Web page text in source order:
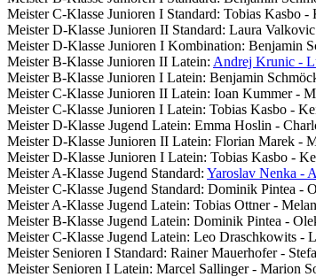
Meister C-Klasse Junioren I Standard: Tobias Kasbo
Meister D-Klasse Junioren II Standard: Laura
Meister D-Klasse Junioren I Kombination: Benjamin
Meister B-Klasse Junioren II Latein: Andrej Krunic -
Meister B-Klasse Junioren I Latein: Benjamin
Meister C-Klasse Junioren II Latein: Ioan Kummer -
Meister C-Klasse Junioren I Latein: Tobias Kasbo -
Meister D-Klasse Jugend Latein: Emma Hoslin -
Meister D-Klasse Junioren II Latein: Florian Marek -
Meister D-Klasse Junioren I Latein: Tobias Kasbo -
Meister A-Klasse Jugend Standard: Yaroslav Nenka -
Meister C-Klasse Jugend Standard: Dominik Pintea -
Meister A-Klasse Jugend Latein: Tobias Ottner -
Meister B-Klasse Jugend Latein: Dominik Pintea -
Meister C-Klasse Jugend Latein: Leo Draschkowits -
Meister Senioren I Standard: Rainer Mauerhofer -
Meister Senioren I Latein: Marcel Sallinger - Marion